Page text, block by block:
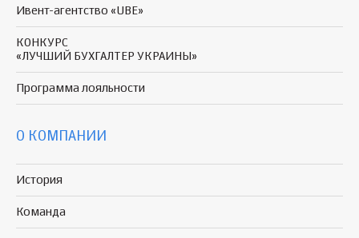
Ивент-агентство «UBE»
КОНКУРС
«ЛУЧШИЙ БУХГАЛТЕР УКРАИНЫ»
Программа лояльности
О КОМПАНИИ
История
Команда